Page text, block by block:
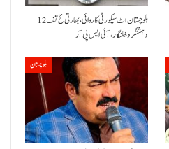
بلوچستان اٹ سیکورٹی کاروائی، بھارتی مخ تف 12
دہشتگرد خلنگار،آئی ایس پی آر
بلوچستان